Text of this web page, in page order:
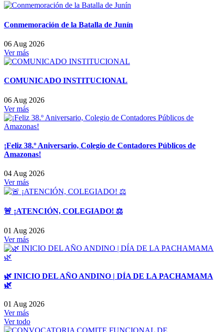
Conmemoración de la Batalla de Junín
06 Aug 2026
Ver más
COMUNICADO INSTITUCIONAL
06 Aug 2026
Ver más
¡Feliz 38.º Aniversario, Colegio de Contadores Públicos de
Amazonas!
04 Aug 2026
Ver más
🚨 ¡ATENCIÓN, COLEGIADO! ⚖️
01 Aug 2026
Ver más
🌿 INICIO DEL AÑO ANDINO | DÍA DE LA PACHAMAMA
🌿
01 Aug 2026
Ver más
Ver todo